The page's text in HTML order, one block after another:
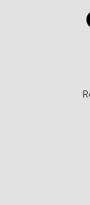
dados
Realçamos
tecnologias
Consulte a